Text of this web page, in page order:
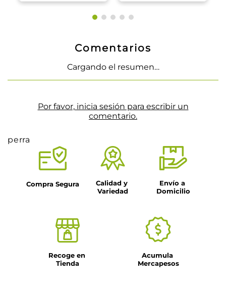
Comentarios
Cargando el resumen…
Por favor, inicia sesión para escribir un
comentario.
perra
Compra Segura
Calidad y
Variedad
Envío a
Domicilio
Recoge en
Tienda
Acumula
Mercapesos